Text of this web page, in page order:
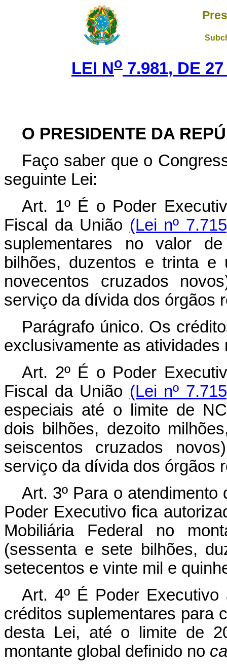
LEI No 7.981, DE
O PRESIDENTE DA
Faço saber que o
seguinte Lei:
Art. 1º É o Poder
Fiscal da União (Lei nº
suplementares no valor
bilhões, duzentos e trinta
novecentos cruzados
serviço da dívida dos órgãos
Parágrafo único. Os
exclusivamente as
Art. 2º É o Poder
Fiscal da União (Lei nº
especiais até o limite de
dois bilhões, dezoito
seiscentos cruzados
serviço da dívida dos órgãos
Art. 3º Para o
Poder Executivo fica
Mobiliária Federal no
(sessenta e sete bilhões,
setecentos e vinte mil e
Art. 4º É Poder
créditos suplementares para
desta Lei, até o limite de
montante global definido no